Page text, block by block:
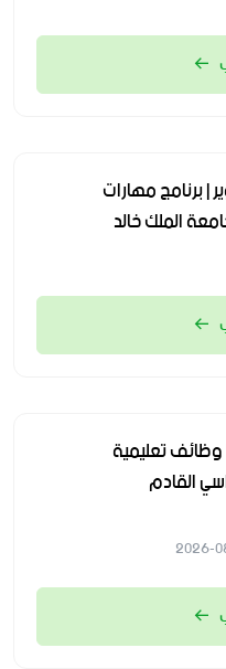
| برنامج مهارات
الملك خالد
تعليمية
القادم